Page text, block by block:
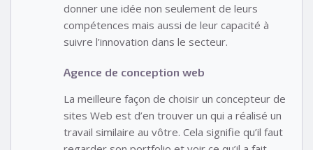
donner une idée non seulement de leurs
compétences mais aussi de leur capacité à
suivre l’innovation dans le secteur.
Agence de conception web
La meilleure façon de choisir un concepteur de
sites Web est d’en trouver un qui a réalisé un
travail similaire au vôtre. Cela signifie qu’il faut